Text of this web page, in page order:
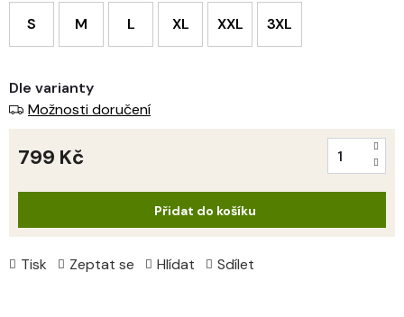
S M L XL XXL 3XL
Tisk Zeptat se Hlídat Sdílet
Dle varianty
Možnosti doručení
799 Kč
Přidat do košíku